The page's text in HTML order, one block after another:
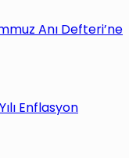
Anı Defteri’ne
Enflasyon